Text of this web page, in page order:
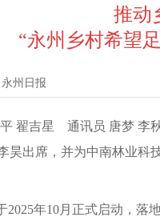
推动
“永州乡村希望
永州日报
翟吉星 通讯员 唐梦 李
昊出席，并为中南林业科
2025年10月正式启动，